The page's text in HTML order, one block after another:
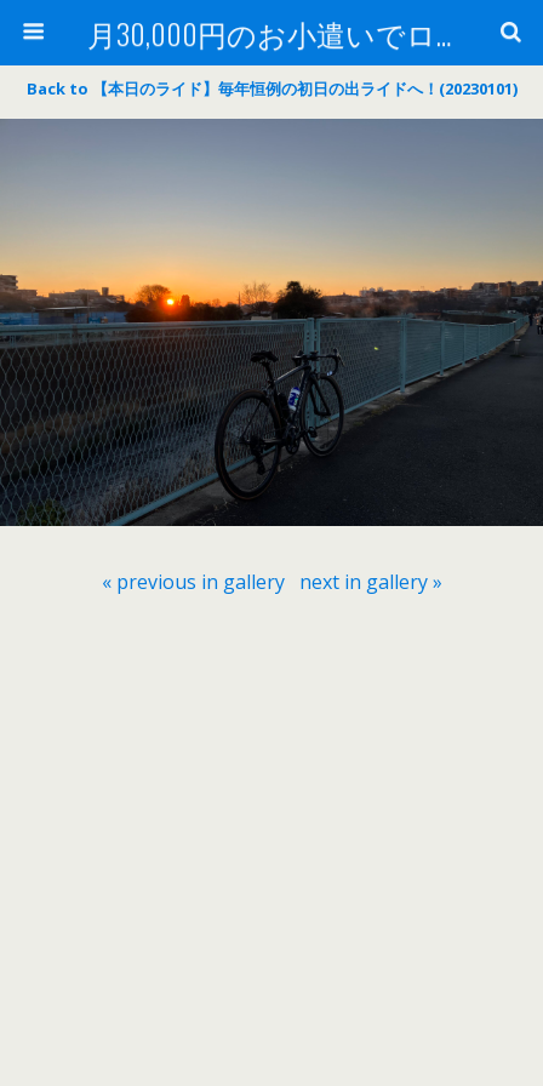
月30,000円のお小遣いでロードバイク
Back to 【本日のライド】毎年恒例の初日の出ライドへ！(20230101)
« previous in gallery next in gallery »